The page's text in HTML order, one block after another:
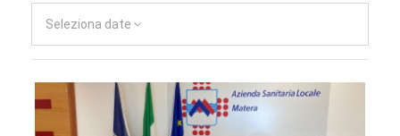
Seleziona date